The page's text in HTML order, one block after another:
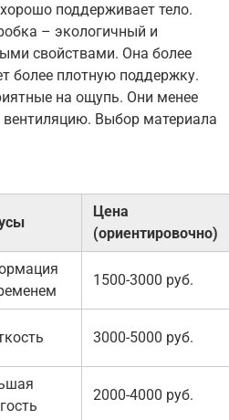
поддерживает тело.
– экологичный и
свойствами. Она более
более плотную поддержку.
на ощупь. Они менее
вентиляцию. Выбор материала
Цена
(ориентировочно)
1500-3000 руб.
3000-5000 руб.
2000-4000 руб.